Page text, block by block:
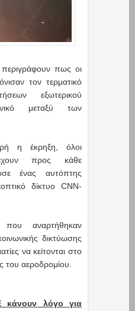
πως οι
τον τερματικό
εξωτερικού
μεταξύ των
η έκρηξη, όλοι
προς κάθε
ένας αυτόπτης
δίκτυο CNN-
που αναρτήθηκαν
δικτύωσης
να κείτονται στο
του αεροδρομίου.
κάνουν λόγο για